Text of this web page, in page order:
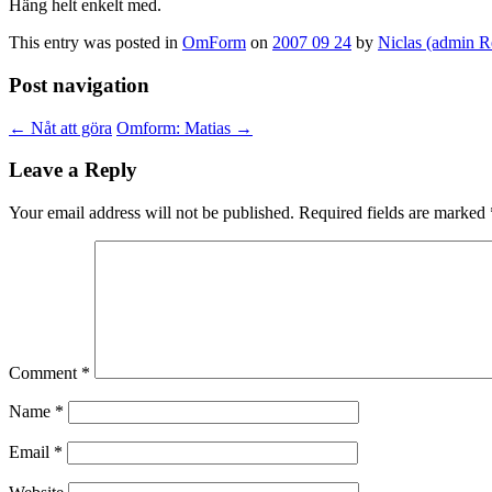
Häng helt enkelt med.
This entry was posted in OmForm on 2007 09 24 by Niclas (admin
Post navigation
← Nåt att göra Omform: Matias →
Leave a Reply
Your email address will not be published. Required fields are marked
Comment *
Name *
Email *